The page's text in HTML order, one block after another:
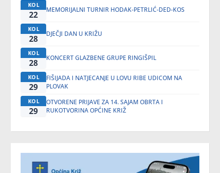
KOL
22 MEMORIJALNI TURNIR HODAK-PETRLIĆ-DED-KOS
KOL
28 DJEČJI DAN U KRIŽU
KOL
28 KONCERT GLAZBENE GRUPE RINGIŠPIL
KOL
29
FIŠIJADA I NATJECANJE U LOVU RIBE UDICOM NA
PLOVAK
KOL
29
OTVORENE PRIJAVE ZA 14. SAJAM OBRTA I
RUKOTVORINA OPĆINE KRIŽ